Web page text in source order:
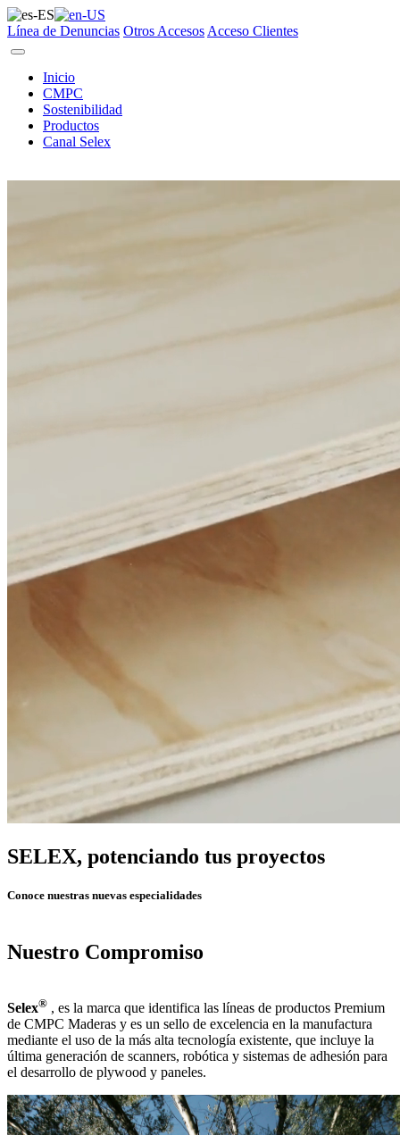
Línea de Denuncias Otros Accesos Acceso Clientes
Inicio
CMPC
Sostenibilidad
Productos
Canal Selex
SELEX, potenciando tus proyectos
Conoce nuestras nuevas especialidades
Nuestro Compromiso
Selex® , es la marca que identifica las líneas de productos Premium
de CMPC Maderas y es un sello de excelencia en la manufactura
mediante el uso de la más alta tecnología existente, que incluye la
última generación de scanners, robótica y sistemas de adhesión para
el desarrollo de plywood y paneles.